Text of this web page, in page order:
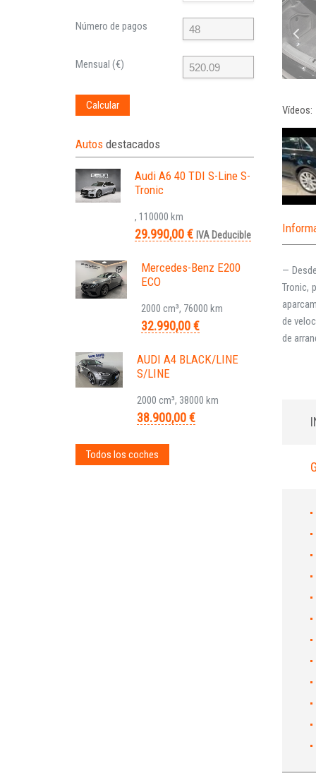
Vídeos:
—
Tronic,
de
de
Número de pagos
Mensual (€)
Calcular
Autos destacados
Audi A6 40 TDI S-Line S-
Tronic
, 110000 km
29.990,00 €IVA Deducible
Mercedes-Benz E200
ECO
2000 cm³, 76000 km
32.990,00 €
AUDI A4 BLACK/LINE
S/LINE
2000 cm³, 38000 km
38.900,00 €
Todos los coches